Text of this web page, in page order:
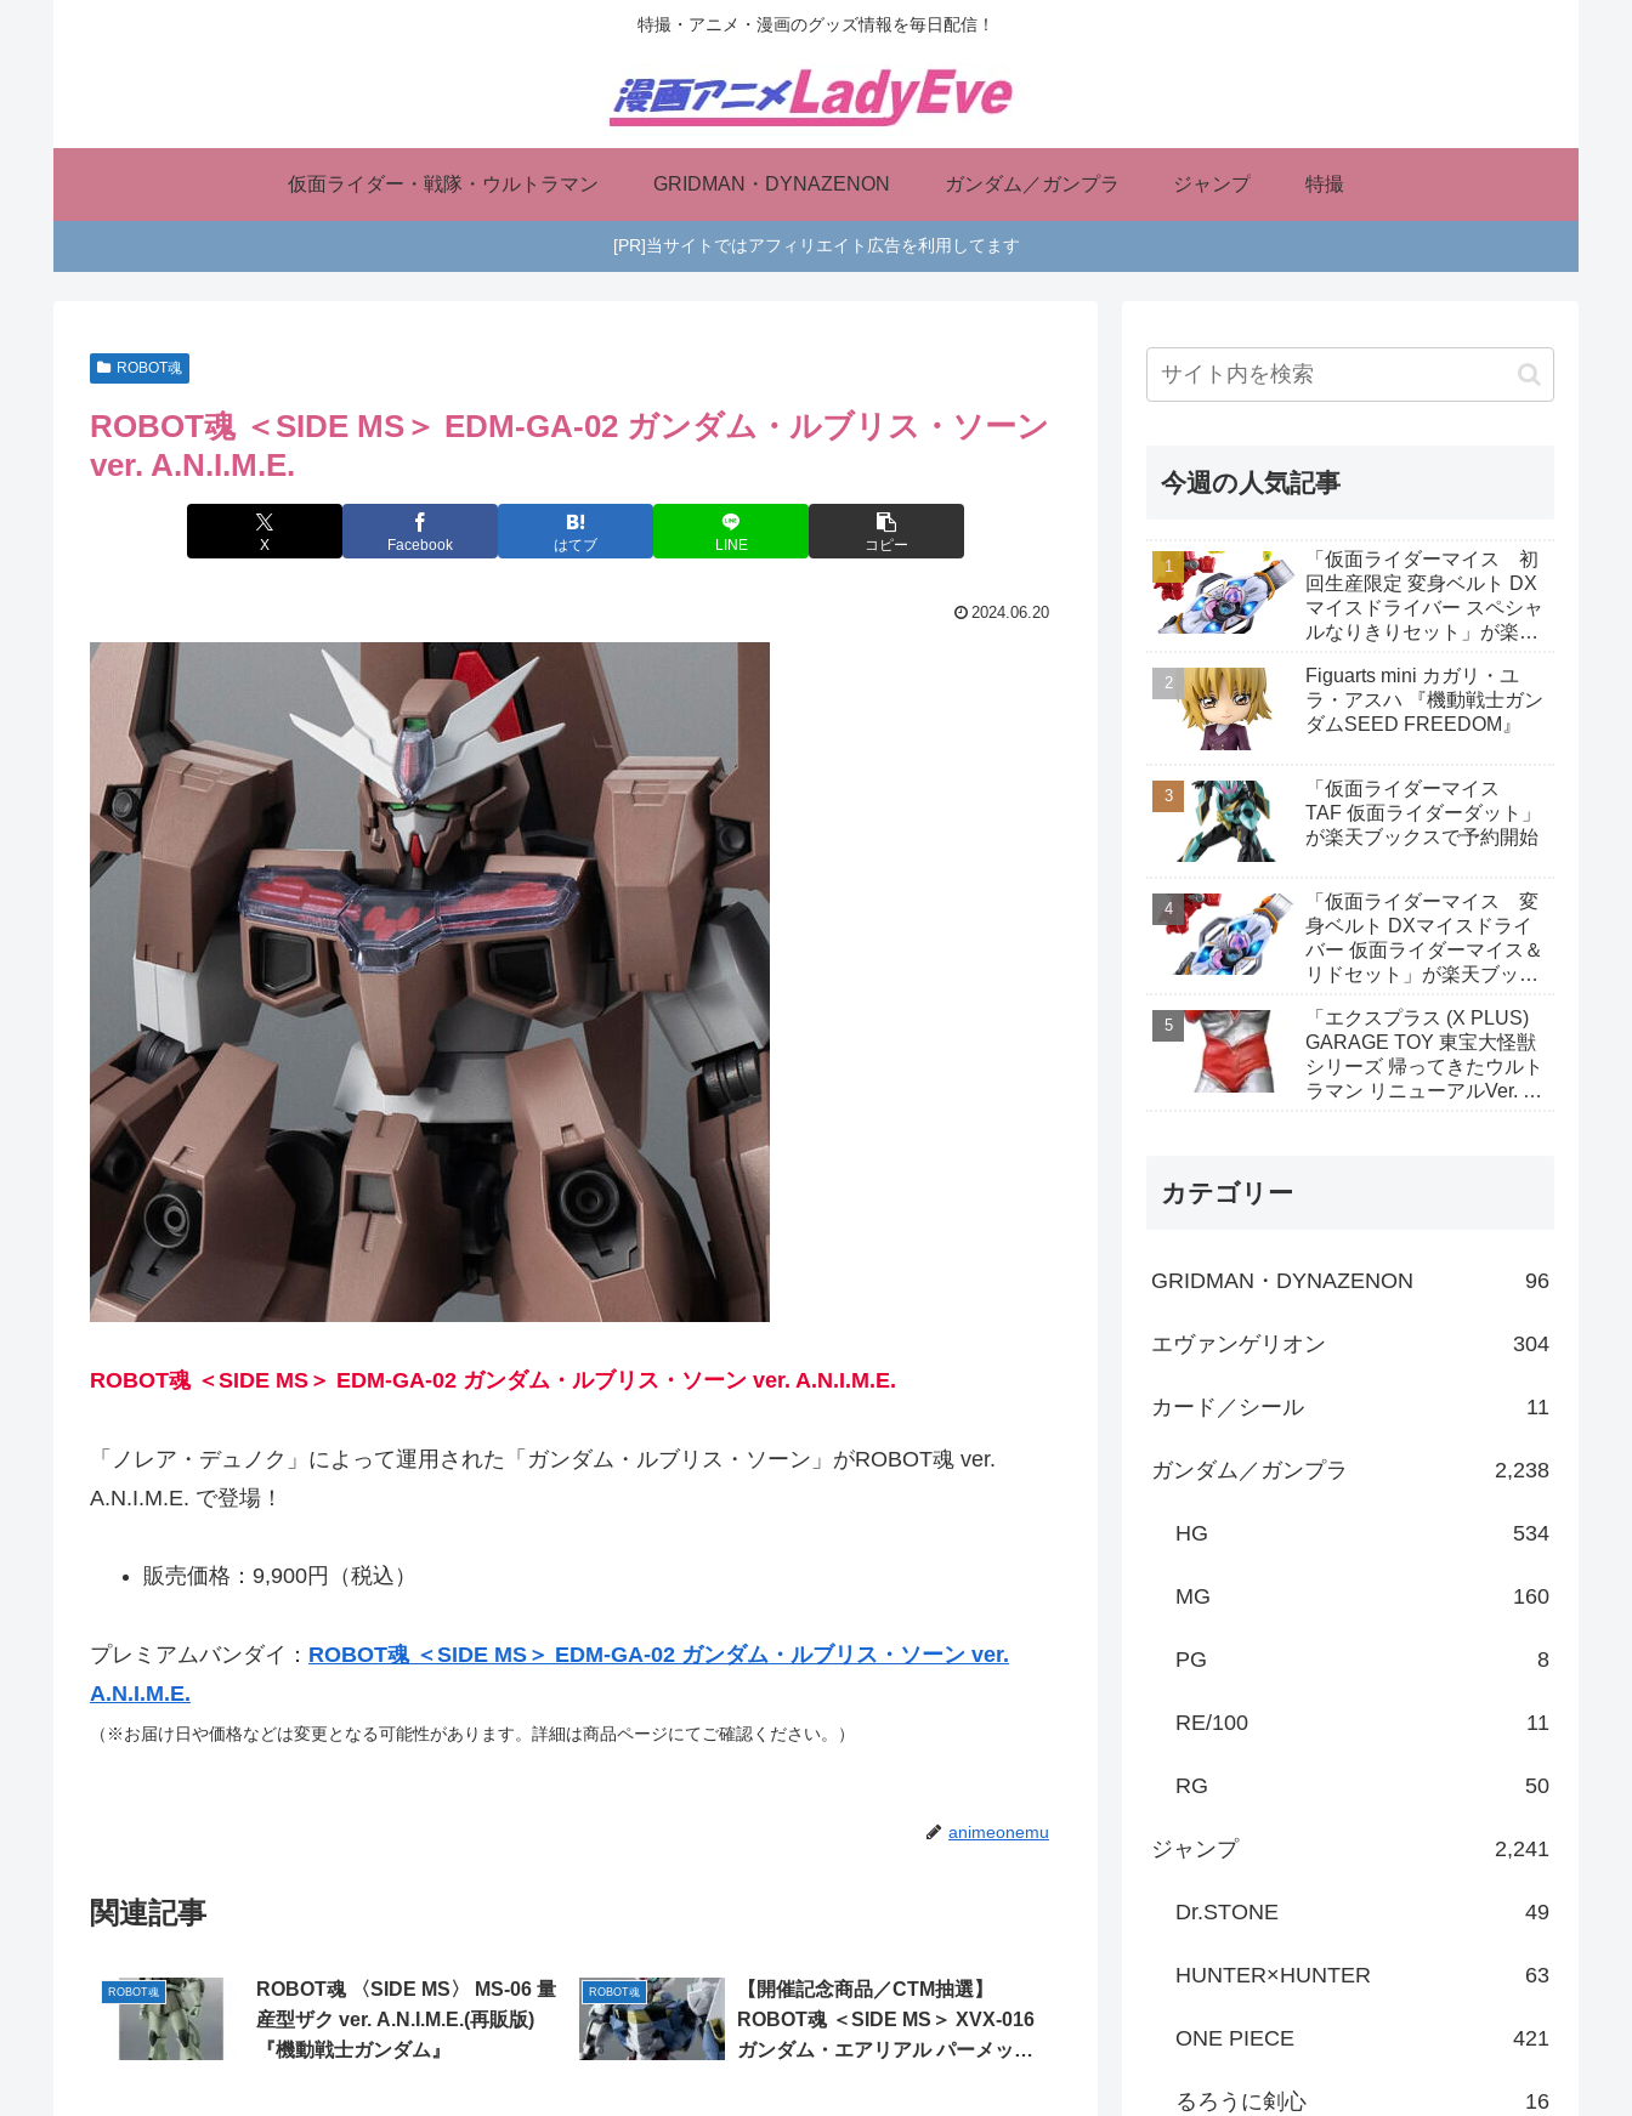
特撮・アニメ・漫画のグッズ情報を毎日配信！
仮面ライダー・戦隊・ウルトラマン GRIDMAN・DYNAZENON ガンダム／ガンプラ ジャンプ 特撮
[PR]当サイトではアフィリエイト広告を利用してます
ROBOT魂
ROBOT魂 ＜SIDE MS＞ EDM-GA-02 ガンダム・ルブリス・ソーン
ver. A.N.I.M.E.
X Facebook はてブ LINE コピー
2024.06.20
ROBOT魂 ＜SIDE MS＞ EDM-GA-02 ガンダム・ルブリス・ソーン ver. A.N.I.M.E.
「ノレア・デュノク」によって運用された「ガンダム・ルブリス・ソーン」がROBOT魂 ver.
A.N.I.M.E. で登場！
販売価格：9,900円（税込）
プレミアムバンダイ： ROBOT魂 ＜SIDE MS＞ EDM-GA-02 ガンダム・ルブリス・ソーン ver.
A.N.I.M.E.
（※お届け日や価格などは変更となる可能性があります。詳細は商品ページにてご確認ください。）
animeonemu
関連記事
ROBOT魂
ROBOT魂 〈SIDE MS〉 MS-06 量
産型ザク ver. A.N.I.M.E.(再販版)
『機動戦士ガンダム』
ROBOT魂
【開催記念商品／CTM抽選】
ROBOT魂 ＜SIDE MS＞ XVX-016
ガンダム・エアリアル パーメット
今週の人気記事
「仮面ライダーマイス 初
回生産限定 変身ベルト DX
マイスドライバー スペシャ
ルなりきりセット」が楽天
Figuarts mini カガリ・ユ
ラ・アスハ 『機動戦士ガン
ダムSEED FREEDOM』
「仮面ライダーマイス
TAF 仮面ライダーダット」
が楽天ブックスで予約開始
「仮面ライダーマイス 変
身ベルト DXマイスドライ
バー 仮面ライダーマイス＆
リドセット」が楽天ブック
「エクスプラス (X PLUS)
GARAGE TOY 東宝大怪獣
シリーズ 帰ってきたウルト
ラマン リニューアルVer. 全
カテゴリー
GRIDMAN・DYNAZENON 96
エヴァンゲリオン 304
カード／シール 11
ガンダム／ガンプラ 2,238
HG 534
MG 160
PG 8
RE/100 11
RG 50
ジャンプ 2,241
Dr.STONE 49
HUNTER×HUNTER 63
ONE PIECE 421
るろうに剣心 16